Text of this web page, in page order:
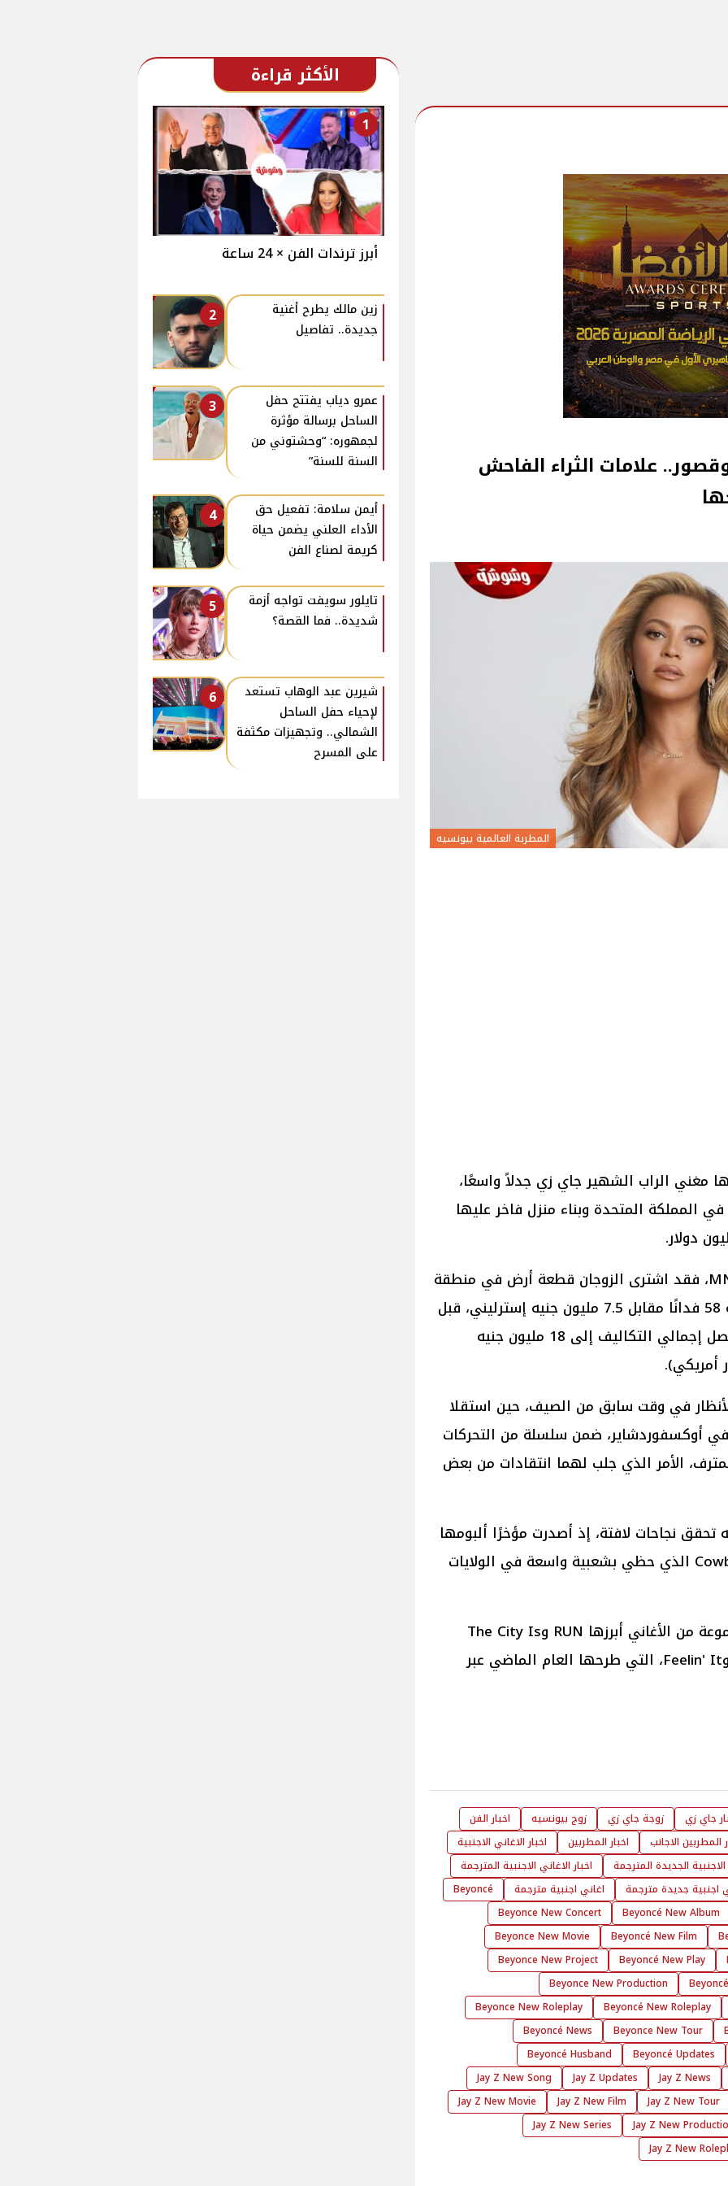
علامات الثراء الفاحش
المطربة العالمية بيونسيه
مغني الراب الشهير جاي زي جدلاً واسعًا،
المملكة المتحدة وبناء منزل فاخر عليها
ووفقًا لموقع Daily Mail نقلًا عن MN، فقد اشترى الزوجان قطعة أرض في منطقة
ويجنتون الريفية البريطانية بمساحة 58 فدانًا مقابل 7.5 مليون جنيه إسترليني، قبل
أن يقررا تشييد منزل على الأرض ليصل إجمالي التكاليف إلى 18 مليون جنيه
في وقت سابق من الصيف، حين استقلا
في أوكسفوردشاير، ضمن سلسلة من التحركات
الأمر الذي جلب لهما انتقادات من بعض
تحقق نجاحات لافتة، إذ أصدرت مؤخرًا ألبومها
الغنائي الريفي الجديد Cowboy Carter الذي حظي بشعبية واسعة في الولايات
أما جاي زي، فكان آخر إنتاجاته مجموعة من الأغاني أبرزها RUN وThe City Is
Mine وSunshine Always Be My وFeelin' It، التي طرحها العام الماضي عبر
جاي زي زوجة جاي زي زوج بيونسيه
اخبار الفن
المطربين الاجانب
اخبار المطربين
اخبار الاغاني الاجنبية
الاجنبية الجديدة المترجمة
اخبار الاغاني الاجنبية المترجمة
اجنبية جديدة مترجمة
اغاني اجنبية مترجمة
Beyoncé
Beyoncé New Album
Beyonce New Concert
Beyoncé New Film
Beyonce New Movie
Beyoncé New Play
Beyonce New Project
Beyonce New Production
Beyoncé New Roleplay
Beyonce New Roleplay
Beyonce New Tour
Beyoncé News
Beyoncé Updates
Beyoncé Husband
Jay Z News
Jay Z Updates
Jay Z New Song
Jay Z New Tour
Jay Z New Film
Jay Z New Movie
Jay Z New
Jay Z New Series
Jay Z New
الأكثر قراءة
1
أبرز ترندات الفن × 24 ساعة
2
زين مالك يطرح أغنية
جديدة.. تفاصيل
3
عمرو دياب يفتتح حفل
الساحل برسالة مؤثرة
لجمهوره: “وحشتوني من
السنة للسنة”
4
أيمن سلامة: تفعيل حق
الأداء العلني يضمن حياة
كريمة لصناع الفن
5
تايلور سويفت تواجه أزمة
شديدة.. فما القصة؟
6
شيرين عبد الوهاب تستعد
لإحياء حفل الساحل
الشمالي.. وتجهيزات مكثفة
على المسرح